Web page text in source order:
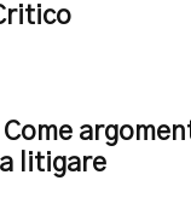
Come
litigare